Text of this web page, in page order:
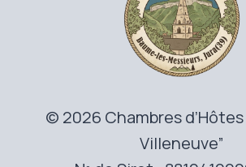
© 2026 Chambres
Villeneuve”